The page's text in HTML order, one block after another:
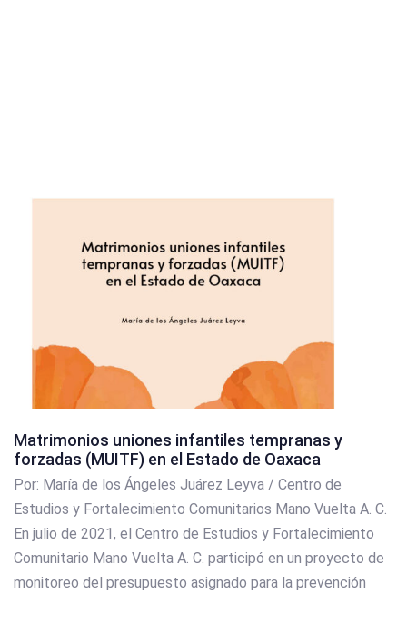
Matrimonios uniones infantiles tempranas y
forzadas (MUITF) en el Estado de Oaxaca
Por: María de los Ángeles Juárez Leyva / Centro de
Estudios y Fortalecimiento Comunitarios Mano Vuelta A. C.
En julio de 2021, el Centro de Estudios y Fortalecimiento
Comunitario Mano Vuelta A. C. participó en un proyecto de
monitoreo del presupuesto asignado para la prevención